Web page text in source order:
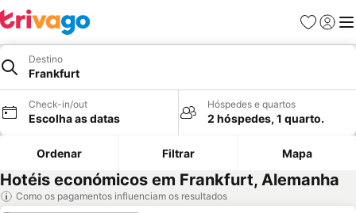
Favoritos
Iniciar
Destino
Frankfurt
Check-in/out
Escolha as datas
Hóspedes e quartos
2 hóspedes, 1 quarto.
Ordenar Filtrar Mapa
Hotéis económicos em Frankfurt, Alemanha
Como os pagamentos influenciam os resultados